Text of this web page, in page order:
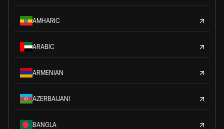
AMHARIC
ARABIC
ARMENIAN
AZERBAIJANI
BANGLA